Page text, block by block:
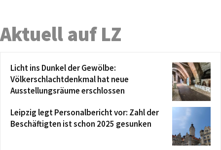
Aktuell auf LZ
Licht ins Dunkel der Gewölbe:
Völkerschlachtdenkmal hat neue
Ausstellungsräume erschlossen
Leipzig legt Personalbericht vor: Zahl der
Beschäftigten ist schon 2025 gesunken